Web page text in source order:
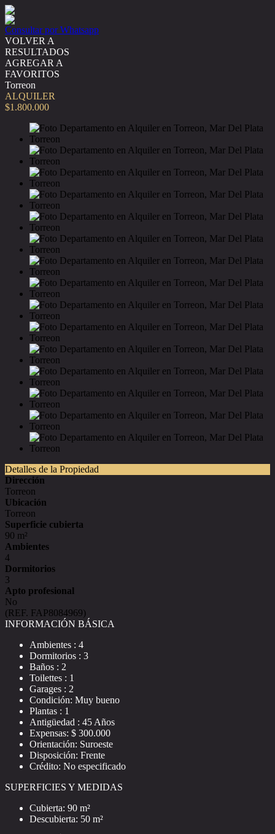
Consultar por Whatsapp
VOLVER A
RESULTADOS
AGREGAR A
FAVORITOS
Torreon
ALQUILER
$1.800.000
Detalles de la Propiedad
Dirección
Torreon
Ubicación
Torreon
Superficie cubierta
90 m²
Ambientes
4
Dormitorios
3
Apto profesional
No
(REF. FAP8084969)
INFORMACIÓN BÁSICA
Ambientes : 4
Dormitorios : 3
Baños : 2
Toilettes : 1
Garages : 2
Condición: Muy bueno
Plantas : 1
Antigüedad : 45 Años
Expensas: $ 300.000
Orientación: Suroeste
Disposición: Frente
Crédito: No especificado
SUPERFICIES Y MEDIDAS
Cubierta: 90 m²
Descubierta: 50 m²